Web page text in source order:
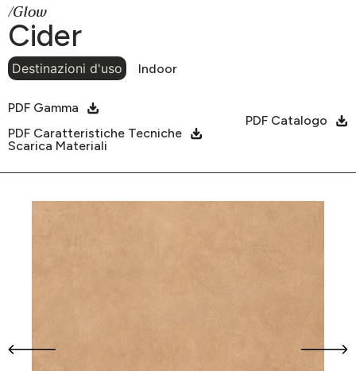
/Glow
Cider
Destinazioni d'uso Indoor
PDF Gamma
PDF Catalogo
PDF Caratteristiche Tecniche
Scarica Materiali